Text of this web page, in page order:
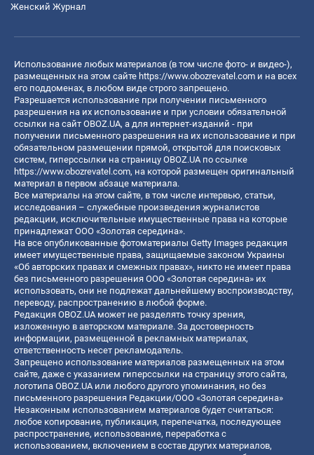
Женский Журнал
Использование любых материалов (в том числе фото- и видео-),
размещенных на этом сайте https://www.obozrevatel.com и на всех
его поддоменах, в любом виде строго запрещено.
Разрешается использование при получении письменного
разрешения на их использование и при условии обязательной
ссылки на сайт OBOZ.UA, а для интернет-изданий - при
получении письменного разрешения на их использование и при
обязательном размещении прямой, открытой для поисковых
систем, гиперссылки на страницу OBOZ.UA по ссылке
https://www.obozrevatel.com, на которой размещен оригинальный
материал в первом абзаце материала.
Все материалы на этом сайте, в том числе интервью, статьи,
исследования – служебные произведения журналистов
редакции, исключительные имущественные права на которые
принадлежат ООО «Золотая середина».
На все опубликованные фотоматериалы Getty Images редакция
имеет имущественные права, защищаемые законом Украины
«Об авторских правах и смежных правах», никто не имеет права
без письменного разрешения ООО «Золотая середина» их
использовать, они не подлежат дальнейшему воспроизводству,
переводу, распространению в любой форме.
Редакция OBOZ.UA может не разделять точку зрения,
изложенную в авторском материале. За достоверность
информации, размещенной в рекламных материалах,
ответственность несет рекламодатель.
Запрещено использование материалов размещенных на этом
сайте, даже с указанием гиперссылки на страницу этого сайта,
логотипа OBOZ.UA или любого другого упоминания, но без
письменного разрешения Редакции/ООО «Золотая середина»
Незаконным использованием материалов будет считаться:
любое копирование, публикация, перепечатка, последующее
распространение, использование, переработка с
использованием, включением в состав других материалов,